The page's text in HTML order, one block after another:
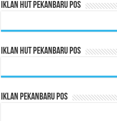
Iklan HUT Pekanbaru Pos
Iklan HUT Pekanbaru Pos
Iklan Pekanbaru Pos